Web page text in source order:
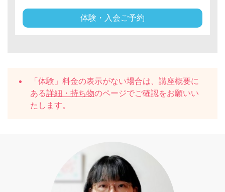
体験・入会ご予約
「体験」料金の表示がない場合は、講座概要に
ある詳細・持ち物のページでご確認をお願いい
たします。